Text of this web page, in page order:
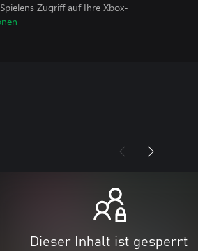
Zugriff auf Ihre Xbox-
Dieser Inhalt ist gesperrt